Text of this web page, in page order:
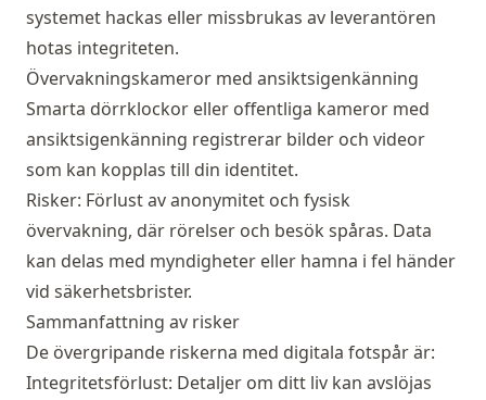
systemet hackas eller missbrukas av leverantören
hotas integriteten.
Övervakningskameror med ansiktsigenkänning
Smarta dörrklockor eller offentliga kameror med
ansiktsigenkänning registrerar bilder och videor
som kan kopplas till din identitet.
Risker: Förlust av anonymitet och fysisk
övervakning, där rörelser och besök spåras. Data
kan delas med myndigheter eller hamna i fel händer
vid säkerhetsbrister.
Sammanfattning av risker
De övergripande riskerna med digitala fotspår är:
Integritetsförlust: Detaljer om ditt liv kan avslöjas